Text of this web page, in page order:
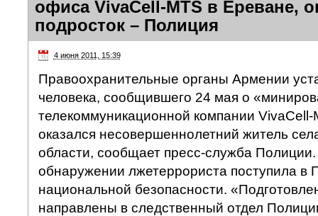
офиса VivaCell-MTS в Ереване,
подросток – Полиция
4 июня 2011, 15:39
Правоохранительные органы Армении
человека, сообщившего 24 мая о
телекоммуникационной компании
оказался несовершеннолетний житель
области, сообщает пресс-служба
обнаружении лжетеррориста поступила
национальной безопасности.
направлены в следственный отдел